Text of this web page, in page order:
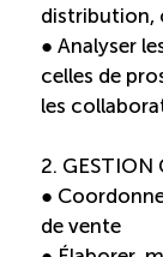
Cuisinier :
Bilan et
distribution,
● Analyser
celles de
les
2. GESTION
●
de vente